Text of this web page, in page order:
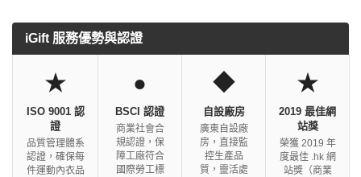
iGift 服務優勢與認證
★
ISO 9001 認
證
品質管理體系
認證，確保每
件運動內衣品
●
BSCI 認證
商業社會合
規認證，保
障工廠符合
國際勞工標
◆
自設廠房
廣東自設廠
房，直接監
控生產品
質，靈活處
★
2019 最佳網
站獎
榮獲 2019 年
度最佳 .hk 網
站獎（商業